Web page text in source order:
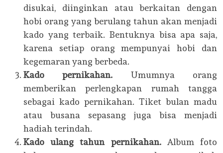
disukai, diinginkan atau berkaitan dengan
hobi orang yang berulang tahun akan menjadi
kado yang terbaik. Bentuknya bisa apa saja,
karena setiap orang mempunyai hobi dan
kegemaran yang berbeda.
Kado pernikahan. Umumnya orang
memberikan perlengkapan rumah tangga
sebagai kado pernikahan. Tiket bulan madu
atau busana sepasang juga bisa menjadi
hadiah terindah.
Kado ulang tahun pernikahan.Album foto